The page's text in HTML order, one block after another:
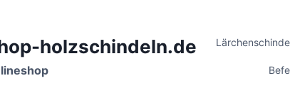
holzschindeln.de